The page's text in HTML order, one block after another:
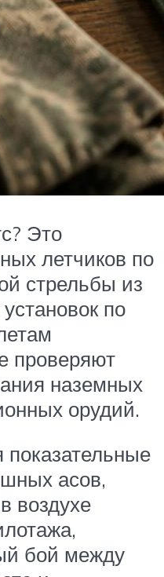
Это
летчиков по
стрельбы из
по
проверяют
наземных
орудий.
показательные
асов,
воздухе
бой между